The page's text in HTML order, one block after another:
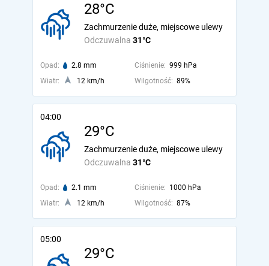
28°C
Odczuwalna 31°C
Zachmurzenie duże, miejscowe ulewy
Opad: 2.8 mm Ciśnienie: 999 hPa
Wiatr:
12 km/h Wilgotność: 89%
04:00
29°C
Odczuwalna 31°C
Zachmurzenie duże, miejscowe ulewy
Opad: 2.1 mm Ciśnienie: 1000 hPa
Wiatr:
12 km/h Wilgotność: 87%
05:00
29°C